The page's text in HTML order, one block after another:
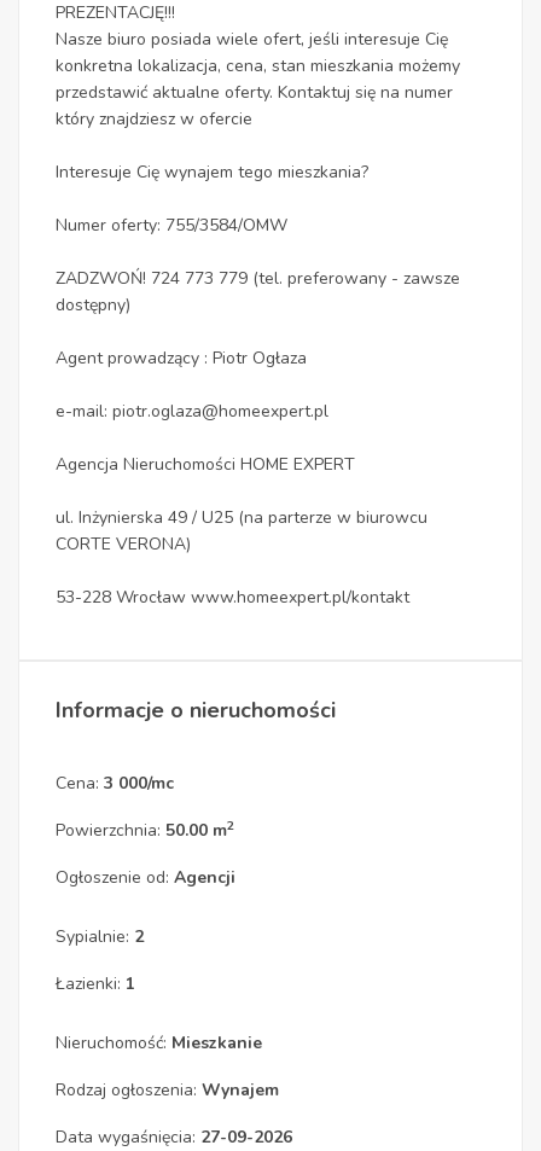
PREZENTACJĘ!!!
Nasze biuro posiada wiele ofert, jeśli interesuje Cię
konkretna lokalizacja, cena, stan mieszkania możemy
przedstawić aktualne oferty. Kontaktuj się na numer
który znajdziesz w ofercie
Interesuje Cię wynajem tego mieszkania?
Numer oferty: 755/3584/OMW
ZADZWOŃ! 724 773 779 (tel. preferowany - zawsze
dostępny)
Agent prowadzący : Piotr Ogłaza
e-mail: piotr.oglaza@homeexpert.pl
Agencja Nieruchomości HOME EXPERT
ul. Inżynierska 49 / U25 (na parterze w biurowcu
CORTE VERONA)
53-228 Wrocław www.homeexpert.pl/kontakt
Informacje o nieruchomości
Cena: 3 000/mc
Powierzchnia: 50.00 m2
Ogłoszenie od: Agencji
Sypialnie: 2
Łazienki: 1
Nieruchomość: Mieszkanie
Rodzaj ogłoszenia: Wynajem
Data wygaśnięcia: 27-09-2026